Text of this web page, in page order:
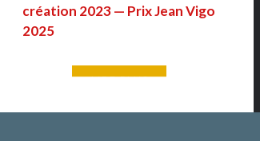
création 2023 — Prix Jean Vigo
2025
LIRE PLUS